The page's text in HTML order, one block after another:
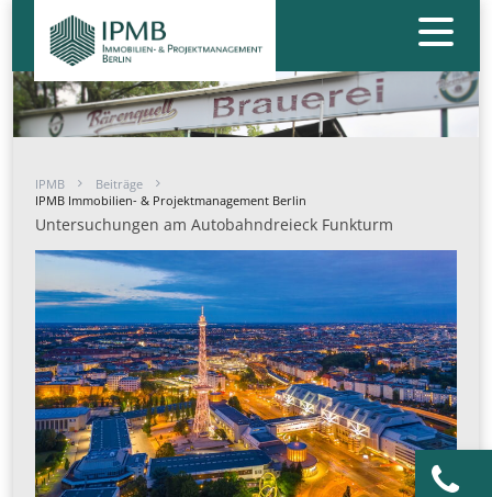
IPMB
Beiträge
IPMB Immobilien- & Projektmanagement Berlin
Untersuchungen am Autobahndreieck Funkturm